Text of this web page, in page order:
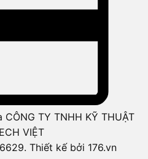
TY TNHH KỸ THUẬT
VIỆT
Thiết kế bởi 176.vn